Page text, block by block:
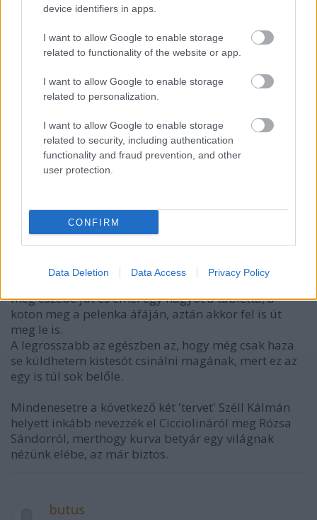
device identifiers in apps.
I want to allow Google to enable storage
related to functionality of the website or app.
I want to allow Google to enable storage
related to personalization.
I want to allow Google to enable storage
related to security, including authentication
functionality and fraud prevention, and other
user protection.
CONFIRM
Data Deletion Data Access Privacy Policy
Geza
14 éve
Rosszat sejtek, gyerekek, rosszat sejtek. Eszembe
jutott a 'Toldi estéje' álternatív verziójának második
Beborult az élet, szidják a világot,
Merthogy a pinára kivetettek vámot.
/Lőwy Árpád - Toldi estéje,
Meglátjátok, ennek a mattolcsi gyereknek egyszer
még eszébe jut és emel egy nagyot a tabletta, a
koton meg a pelenka áfáján, aztán akkor fel is út
meg le is.
A legrosszabb az egészben az, hogy még csak haza
se küldhetem kistesót csinálni magának, mert ez az
egy is túl sok belőle.
Mindenesetre a következő két 'tervet' Széll Kálmán
helyett inkább nevezzék el Cicciolináról meg Rózsa
Sándorról, merthogy kurva betyár egy világnak
nézünk elébe, az már biztos.
butus